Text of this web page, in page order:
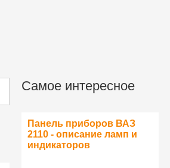
Самое интересное
Панель приборов ВАЗ
2110 - описание ламп и
индикаторов